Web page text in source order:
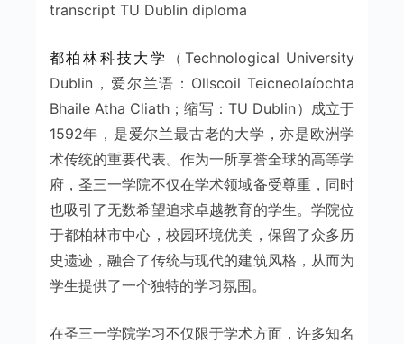
transcript TU Dublin diploma
都柏林科技大学
（Technological University
Dublin，爱尔兰语：Ollscoil Teicneolaíochta
Bhaile Atha Cliath；缩写：TU Dublin）成立于
1592年，是爱尔兰最古老的大学，亦是欧洲学
术传统的重要代表。作为一所享誉全球的高等学
府，圣三一学院不仅在学术领域备受尊重，同时
也吸引了无数希望追求卓越教育的学生。学院位
于都柏林市中心，校园环境优美，保留了众多历
史遗迹，融合了传统与现代的建筑风格，从而为
学生提供了一个独特的学习氛围。
在圣三一学院学习不仅限于学术方面，许多知名